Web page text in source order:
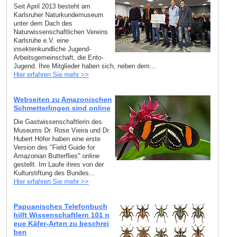
Seit April 2013 besteht am
Karlsruher Naturkundemuseum
unter dem Dach des
Naturwissenschaftlichen Vereins
Karlsruhe e.V. eine
insektenkundliche Jugend-
Arbeitsgemeinschaft, die Ento-
Jugend. Ihre Mitglieder haben sich, neben dem...
Hier erfahren Sie mehr >>
Webseiten zu Amazonischen
Schmetterlingen sind online
Die Gastwissenschaftlerin des
Museums Dr. Rose Vieira und Dr.
Hubert Höfer haben eine erste
Version des "Field Guide for
Amazonian Butterflies" online
gestellt. Im Laufe ihres von der
Kulturstiftung des Bundes...
Hier erfahren Sie mehr >>
Papuanisches Telefonbuch
hilft Wissenschaftlern 101 n
eue Käfer-Arten zu beschrei
ben